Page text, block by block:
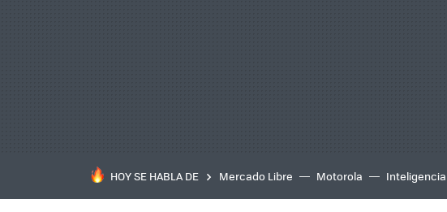
HOY SE HABLA DE Mercado Libre Motorola